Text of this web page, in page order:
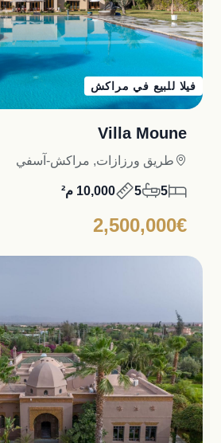
فيلا للبيع في مراكش
Villa Moune
طريق ورزازات, مراكش-آسفي
5
5 10,000 م²
2,500,000€